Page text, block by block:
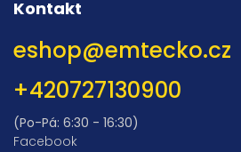
Kontakt
eshop@emtecko.cz
+420727130900
(Po-Pá: 6:30 - 16:30)
Facebook